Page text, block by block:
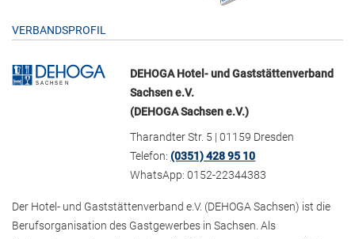
VERBANDSPROFIL
DEHOGA Hotel- und Gaststättenverband
Sachsen e.V.
(DEHOGA Sachsen e.V.)
Tharandter Str. 5 | 01159 Dresden
Telefon:(0351) 428 95 10
WhatsApp: 0152-22344383
Der Hotel- und Gaststättenverband e.V. (DEHOGA Sachsen) ist die
Berufsorganisation des Gastgewerbes in Sachsen. Als